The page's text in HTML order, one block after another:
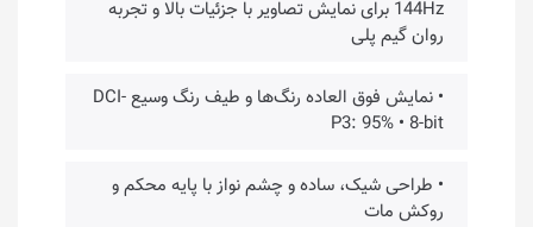
144Hz برای نمایش تصاویر با جزئیات بالا و تجربه
روان گیم پلی
• نمایش فوق العاده رنگ‌ها و طیف رنگ وسیع DCI-
P3: 95% • 8-bit
• طراحی شیک، ساده و چشم نواز با پایه محکم و
روکش مات